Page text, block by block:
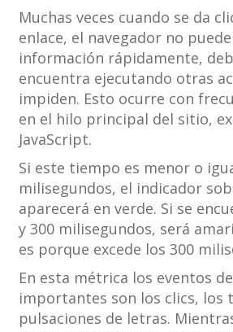
Muchas veces cuando se da
enlace, el navegador no
información rápidamente,
encuentra ejecutando otras
impiden. Esto ocurre con
en el hilo principal del sitio,
JavaScript.
Si este tiempo es menor o
milisegundos, el indicador
aparecerá en verde. Si se
y 300 milisegundos, será
es porque excede los 300
En esta métrica los eventos
importantes son los clics, los
pulsaciones de letras.